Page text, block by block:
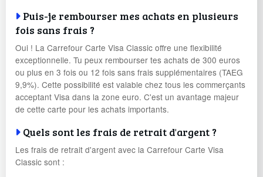
Puis-je rembourser mes achats en plusieurs
fois sans frais ?
Oui ! La Carrefour Carte Visa Classic offre une flexibilité
exceptionnelle. Tu peux rembourser tes achats de 300 euros
ou plus en 3 fois ou 12 fois sans frais supplémentaires (TAEG
9,9%). Cette possibilité est valable chez tous les commerçants
acceptant Visa dans la zone euro. C'est un avantage majeur
de cette carte pour les achats importants.
Quels sont les frais de retrait d'argent ?
Les frais de retrait d'argent avec la Carrefour Carte Visa
Classic sont :